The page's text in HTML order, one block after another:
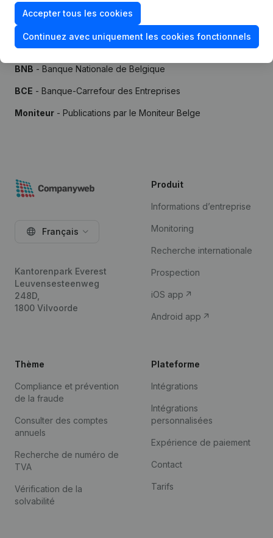
Sources
BNB - Banque Nationale de Belgique
BCE - Banque-Carrefour des Entreprises
Moniteur - Publications par le Moniteur Belge
Accepter tous les cookies
Continuez avec uniquement les cookies fonctionnels
Français
Kantorenpark Everest
Leuvensesteenweg
248D,
1800 Vilvoorde
Produit
Informations d’entreprise
Monitoring
Recherche internationale
Prospection
iOS app
Android app
Thème
Compliance et prévention
de la fraude
Consulter des comptes
annuels
Recherche de numéro de
TVA
Vérification de la
solvabilité
Plateforme
Intégrations
Intégrations
personnalisées
Expérience de paiement
Contact
Tarifs